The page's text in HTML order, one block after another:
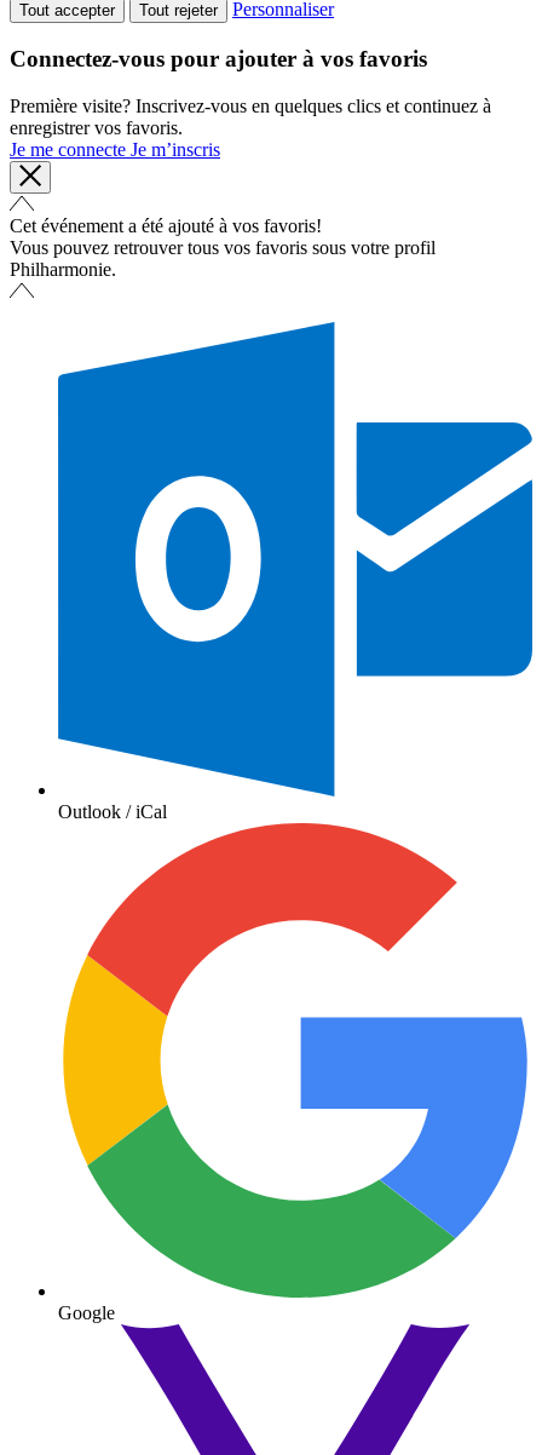
Tout accepter Tout rejeter Personnaliser
Connectez-vous pour ajouter à vos favoris
Première visite? Inscrivez-vous en quelques clics et continuez à
enregistrer vos favoris.
Je me connecte Je m’inscris
Cet événement a été ajouté à vos favoris!
Vous pouvez retrouver tous vos favoris sous votre profil
Philharmonie.
Outlook / iCal
Google